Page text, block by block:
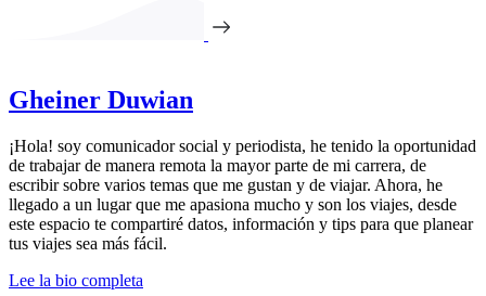
Gheiner Duwian
¡Hola! soy comunicador social y periodista, he tenido la oportunidad
de trabajar de manera remota la mayor parte de mi carrera, de
escribir sobre varios temas que me gustan y de viajar. Ahora, he
llegado a un lugar que me apasiona mucho y son los viajes, desde
este espacio te compartiré datos, información y tips para que planear
tus viajes sea más fácil.
Lee la bio completa